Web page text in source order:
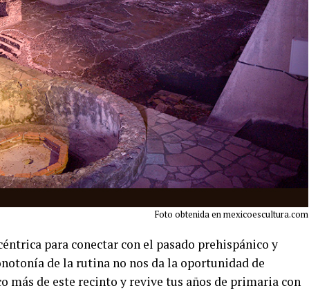
Foto obtenida en mexicoescultura.com
para conectar con el pasado prehispánico y
de la rutina no nos da la oportunidad de
más de este recinto y revive tus años de primaria con